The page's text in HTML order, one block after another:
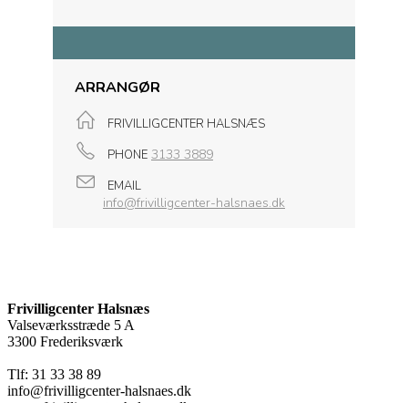
ARRANGØR
FRIVILLIGCENTER HALSNÆS
PHONE 3133 3889
EMAIL
info@frivilligcenter-halsnaes.dk
Frivilligcenter Halsnæs
Valseværksstræde 5 A
3300 Frederiksværk
Tlf: 31 33 38 89
info@frivilligcenter-halsnaes.dk